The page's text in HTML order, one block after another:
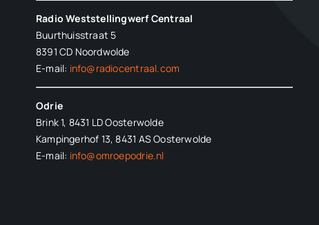
Radio Weststellingwerf Centraal
Buurthuisstraat 5
8391 CD Noordwolde
E-mail: info@radiocentraal.com
Odrie
Brink 1, 8431 LD Oosterwolde
Kampingerhof 13, 8431 AS Oosterwolde
E-mail: info@omroepodrie.nl